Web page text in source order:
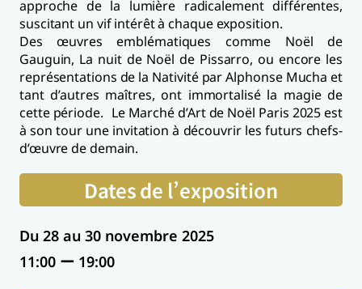
approche de la lumière radicalement différentes,
suscitant un vif intérêt à chaque exposition.
Des œuvres emblématiques comme Noël de
Gauguin, La nuit de Noël de Pissarro, ou encore les
représentations de la Nativité par Alphonse Mucha et
tant d’autres maîtres, ont immortalisé la magie de
cette période. Le Marché d’Art de Noël Paris 2025 est
à son tour une invitation à découvrir les futurs chefs-
d’œuvre de demain.
Dates de l’exposition
Du 28 au 30 novembre 2025
11:00 ー 19:00